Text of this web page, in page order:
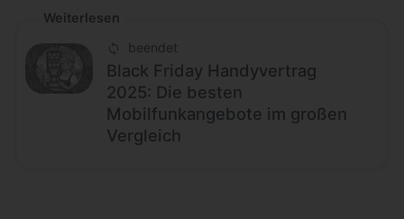
Weiterlesen
beendet
Black Friday Handyvertrag
2025: Die besten
Mobilfunkangebote im großen
Vergleich